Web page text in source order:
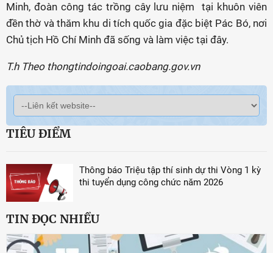
Minh, đoàn công tác trồng cây lưu niệm tại khuôn viên
đền thờ và thăm khu di tích quốc gia đặc biệt Pác Bó, nơi
Chủ tịch Hồ Chí Minh đã sống và làm việc tại đây.
T.h Theo thongtindoingoai.caobang.gov.vn
TIÊU ĐIỂM
Thông báo Triệu tập thí sinh dự thi Vòng 1 kỳ
thi tuyển dụng công chức năm 2026
TIN ĐỌC NHIỀU